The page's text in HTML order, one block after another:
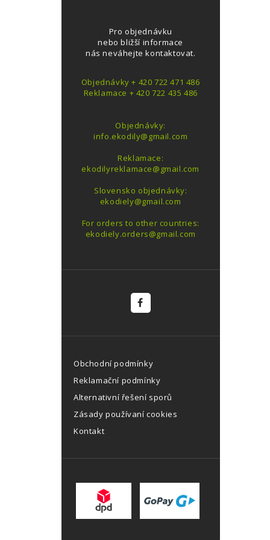
Pro objednávku
nebo bližší informace
nás neváhejte kontaktovat.
Objednávky + 420 722 471 486
Reklamace + 420 722 435 486
Objednávky:
info.ekodily@gmail.com
Reklamace:
ekodilyreklamace@gmail.com
Slovensko objednávky:
ekodiely@gmail.com
For orders to other countries:
ekodiely.orders@gmail.com
Obchodní podmínky
Reklamační podmínky
Alternativní řešení sporů
Zásady používaní cookies
Kontakt